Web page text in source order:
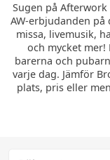
Sugen på
AW-erbjudanden
missa, livemusik,
och mycket
barerna och
varje dag. Jämför
plats, pris eller